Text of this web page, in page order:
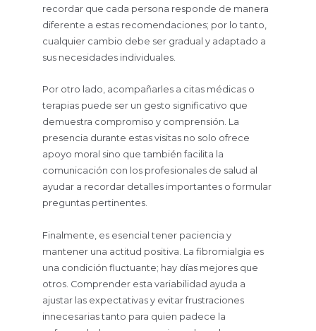
recordar que cada persona responde de manera
diferente a estas recomendaciones; por lo tanto,
cualquier cambio debe ser gradual y adaptado a
sus necesidades individuales.
Por otro lado, acompañarles a citas médicas o
terapias puede ser un gesto significativo que
demuestra compromiso y comprensión. La
presencia durante estas visitas no solo ofrece
apoyo moral sino que también facilita la
comunicación con los profesionales de salud al
ayudar a recordar detalles importantes o formular
preguntas pertinentes.
Finalmente, es esencial tener paciencia y
mantener una actitud positiva. La fibromialgia es
una condición fluctuante; hay días mejores que
otros. Comprender esta variabilidad ayuda a
ajustar las expectativas y evitar frustraciones
innecesarias tanto para quien padece la